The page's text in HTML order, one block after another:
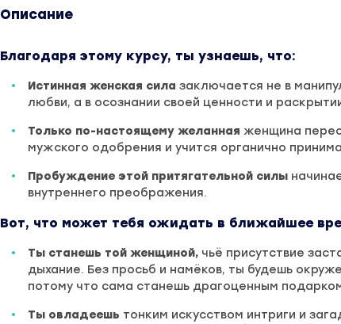
Описание
Благодаря этому курсу, ты узнаешь, что:
Истинная женская сила заключается не в
любви, а в осознании своей ценности и
Только по-настоящему желанная женщина
мужского одобрения и учится органично
Пробуждение этой притягательной силы
внутреннего преображения.
Вот, что может тебя ожидать в ближайшее
Ты станешь той женщиной, чьё присутствие
дыхание. Без просьб и намёков, ты будешь
потому что сама станешь драгоценным
Ты овладеешь тонким искусством интриги и